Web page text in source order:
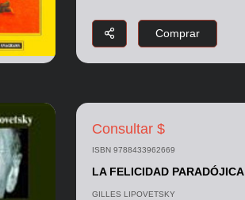
Comprar
Consultar $
ISBN 9788433962669
LA FELICIDAD PARADÓJICA
GILLES LIPOVETSKY